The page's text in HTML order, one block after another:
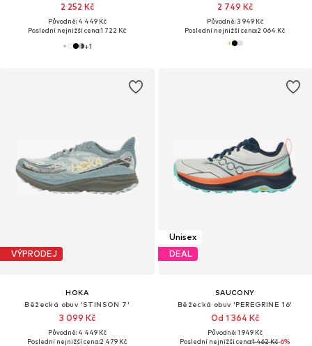
2 252 Kč
Původně: 4 449 Kč
Poslední nejnižší cena:1 722 Kč
+1
2 749 Kč
Původně: 3 949 Kč
Poslední nejnižší cena:2 064 Kč
VÝPRODEJ
HOKA
Běžecká obuv 'STINSON 7'
3 099 Kč
Původně: 4 449 Kč
Poslední nejnižší cena:2 479 Kč
Unisex
DEAL
SAUCONY
Běžecká obuv 'PEREGRINE 16'
Od 1 364 Kč
Původně: 1 949 Kč
Poslední nejnižší cena:1 462 Kč-6%